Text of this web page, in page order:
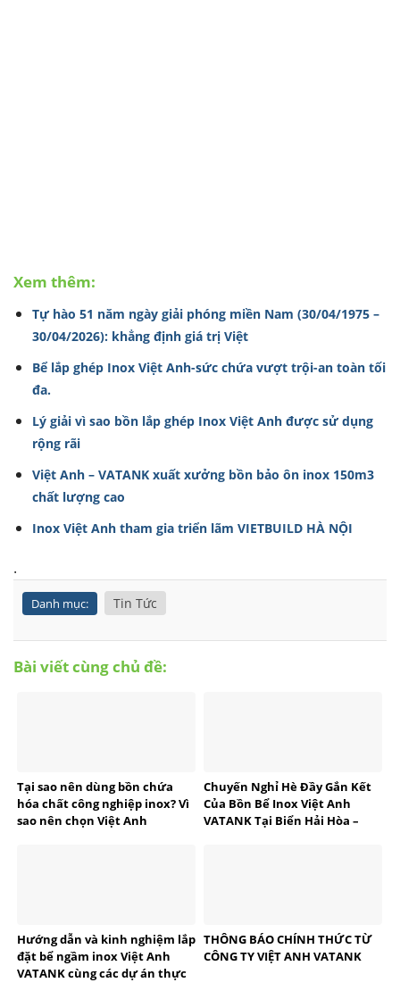
Xem thêm:
Tự hào 51 năm ngày giải phóng miền Nam (30/04/1975 –
30/04/2026): khẳng định giá trị Việt
Bể lắp ghép Inox Việt Anh-sức chứa vượt trội-an toàn tối
đa.
Lý giải vì sao bồn lắp ghép Inox Việt Anh được sử dụng
rộng rãi
Việt Anh – VATANK xuất xưởng bồn bảo ôn inox 150m3
chất lượng cao
Inox Việt Anh tham gia triển lãm VIETBUILD HÀ NỘI
.
Danh mục: Tin Tức
Bài viết cùng chủ đề:
Tại sao nên dùng bồn chứa
hóa chất công nghiệp inox? Vì
sao nên chọn Việt Anh
Chuyến Nghỉ Hè Đầy Gắn Kết
Của Bồn Bể Inox Việt Anh
VATANK Tại Biển Hải Hòa –
Hướng dẫn và kinh nghiệm lắp
đặt bể ngầm inox Việt Anh
VATANK cùng các dự án thực
THÔNG BÁO CHÍNH THỨC TỪ
CÔNG TY VIỆT ANH VATANK